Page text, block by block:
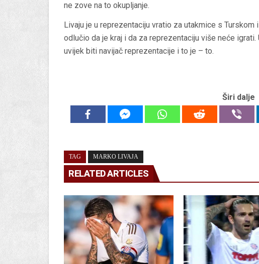
ne zove na to okupljanje.
Livaju je u reprezentaciju vratio za utakmice s
odlučio da je kraj i da za reprezentaciju više neće
uvijek biti navijač reprezentacije i to je – to.
Širi dalje
TAG MARKO LIVAJA
RELATED ARTICLES